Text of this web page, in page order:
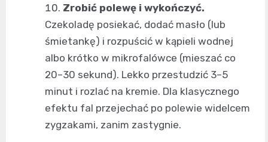
Zrobić polewę i wykończyć.
Czekoladę posiekać, dodać masło (lub
śmietankę) i rozpuścić w kąpieli wodnej
albo krótko w mikrofalówce (mieszać co
20–30 sekund). Lekko przestudzić 3–5
minut i rozlać na kremie. Dla klasycznego
efektu fal przejechać po polewie widelcem
zygzakami, zanim zastygnie.